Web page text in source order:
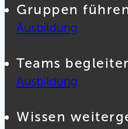
Gruppen
Ausbildung
Teams
Ausbildung
Wissen